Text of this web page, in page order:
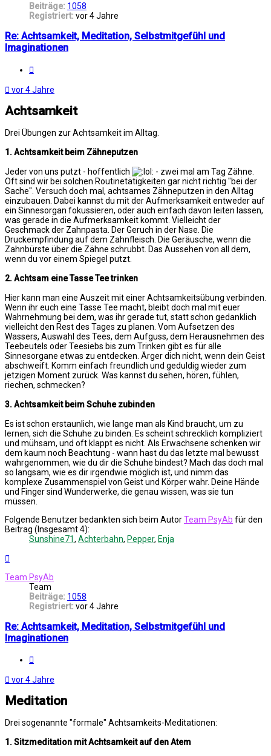
Beiträge: 1058
Registriert: vor 4 Jahre
Re: Achtsamkeit, Meditation, Selbstmitgefühl und
Imaginationen
vor 4 Jahre
Achtsamkeit
Drei Übungen zur Achtsamkeit im Alltag.
1. Achtsamkeit beim Zähneputzen
Jeder von uns putzt - hoffentlich
- zwei mal am Tag Zähne.
Oft sind wir bei solchen Routinetätigkeiten gar nicht richtig "bei der
Sache". Versuch doch mal, achtsames Zähneputzen in den Alltag
einzubauen. Dabei kannst du mit der Aufmerksamkeit entweder auf
ein Sinnesorgan fokussieren, oder auch einfach davon leiten lassen,
was gerade in die Aufmerksamkeit kommt. Vielleicht der
Geschmack der Zahnpasta. Der Geruch in der Nase. Die
Druckempfindung auf dem Zahnfleisch. Die Geräusche, wenn die
Zahnbürste über die Zähne schrubbt. Das Aussehen von all dem,
wenn du vor einem Spiegel putzt.
2. Achtsam eine Tasse Tee trinken
Hier kann man eine Auszeit mit einer Achtsamkeitsübung verbinden.
Wenn ihr euch eine Tasse Tee macht, bleibt doch mal mit euer
Wahrnehmung bei dem, was ihr gerade tut, statt schon gedanklich
vielleicht den Rest des Tages zu planen. Vom Aufsetzen des
Wassers, Auswahl des Tees, dem Aufguss, dem Herausnehmen des
Teebeutels oder Teesiebs bis zum Trinken gibt es für alle
Sinnesorgane etwas zu entdecken. Ärger dich nicht, wenn dein Geist
abschweift. Komm einfach freundlich und geduldig wieder zum
jetzigen Moment zurück. Was kannst du sehen, hören, fühlen,
riechen, schmecken?
3. Achtsamkeit beim Schuhe zubinden
Es ist schon erstaunlich, wie lange man als Kind braucht, um zu
lernen, sich die Schuhe zu binden. Es scheint schrecklich kompliziert
und mühsam, und oft klappt es nicht. Als Erwachsene schenken wir
dem kaum noch Beachtung - wann hast du das letzte mal bewusst
wahrgenommen, wie du dir die Schuhe bindest? Mach das doch mal
so langsam, wie es dir irgendwie möglich ist, und nimm das
komplexe Zusammenspiel von Geist und Körper wahr. Deine Hände
und Finger sind Wunderwerke, die genau wissen, was sie tun
müssen.
Folgende Benutzer bedankten sich beim AutorTeam PsyAb für den
Beitrag (Insgesamt 4):
Sunshine71, Achterbahn, Pepper, Enja
Team PsyAb
Team
Beiträge: 1058
Registriert: vor 4 Jahre
Re: Achtsamkeit, Meditation, Selbstmitgefühl und
Imaginationen
vor 4 Jahre
Meditation
Drei sogenannte "formale" Achtsamkeits-Meditationen:
1. Sitzmeditation mit Achtsamkeit auf den Atem